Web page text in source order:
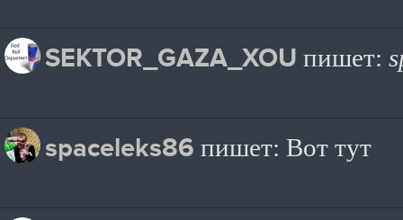
SEKTOR_GAZA_XOU пишет:
spaceleks86 пишет: Вот тут